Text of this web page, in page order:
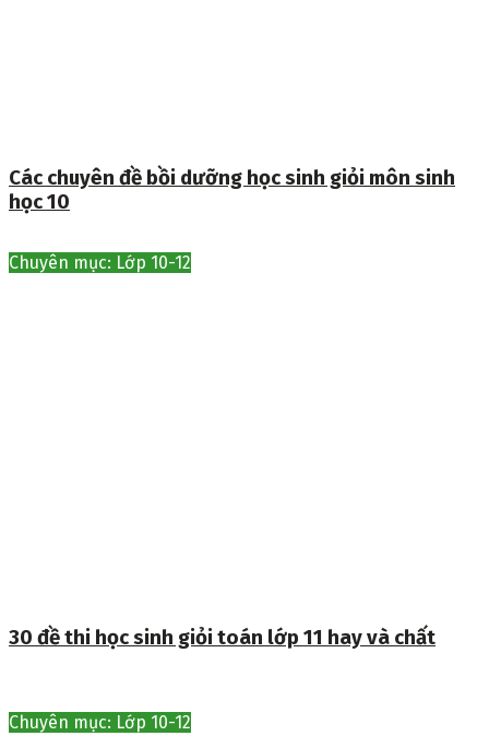
Các chuyên đề bồi dưỡng học sinh giỏi môn sinh
học 10
Chuyên mục: Lớp 10-12
30 đề thi học sinh giỏi toán lớp 11 hay và chất
Chuyên mục: Lớp 10-12